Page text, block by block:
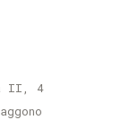
II, 4